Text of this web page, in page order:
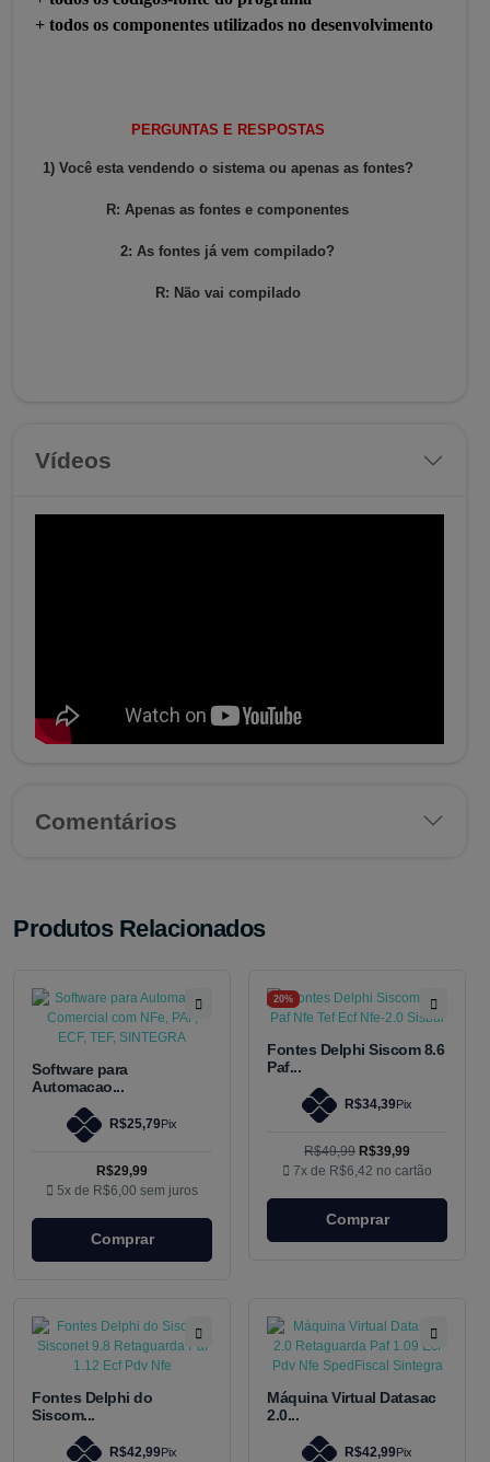
+ todos os componentes utilizados no desenvolvimento
PERGUNTAS E RESPOSTAS
1) Você esta vendendo o sistema ou apenas as fontes?
R: Apenas as fontes e componentes
2: As fontes já vem compilado?
R: Não vai compilado
Vídeos
Comentários
Produtos Relacionados
Software para
Automacao...
R$25,79Pix
R$29,99
5x de R$6,00 sem juros
Comprar
20%
Fontes Delphi Siscom 8.6
Paf...
R$34,39Pix
R$49,99 R$39,99
7x de R$6,42 no cartão
Comprar
Fontes Delphi do
Siscom...
R$42,99Pix
Máquina Virtual Datasac
2.0...
R$42,99Pix